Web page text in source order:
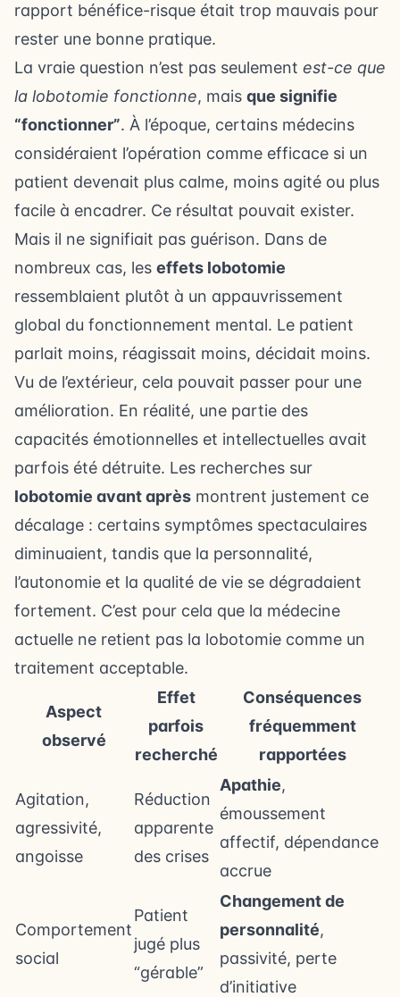
rapport bénéfice-risque était trop mauvais pour
rester une bonne pratique.
La vraie question n’est pas seulement est-ce que
la lobotomie fonctionne, mais que signifie
“fonctionner”. À l’époque, certains médecins
considéraient l’opération comme efficace si un
patient devenait plus calme, moins agité ou plus
facile à encadrer. Ce résultat pouvait exister.
Mais il ne signifiait pas guérison. Dans de
nombreux cas, les effets lobotomie
ressemblaient plutôt à un appauvrissement
global du fonctionnement mental. Le patient
parlait moins, réagissait moins, décidait moins.
Vu de l’extérieur, cela pouvait passer pour une
amélioration. En réalité, une partie des
capacités émotionnelles et intellectuelles avait
parfois été détruite. Les recherches sur
lobotomie avant après montrent justement ce
décalage : certains symptômes spectaculaires
diminuaient, tandis que la personnalité,
l’autonomie et la qualité de vie se dégradaient
fortement. C’est pour cela que la médecine
actuelle ne retient pas la lobotomie comme un
traitement acceptable.
Aspect
observé
Effet
parfois
recherché
Conséquences
fréquemment
rapportées
Agitation,
agressivité,
angoisse
Réduction
apparente
des crises
Apathie,
émoussement
affectif, dépendance
accrue
Comportement
social
Patient
jugé plus
“gérable”
Changement de
personnalité,
passivité, perte
d’initiative